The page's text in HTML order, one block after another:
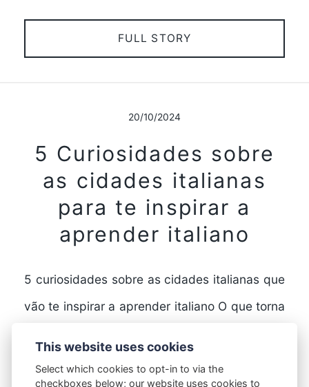
FULL STORY
20/10/2024
5 Curiosidades sobre
as cidades italianas
para te inspirar a
aprender italiano
5 curiosidades sobre as cidades italianas que
vão te inspirar a aprender italiano O que torna
This website uses cookies
Select which cookies to opt-in to via the
checkboxes below; our website uses cookies to